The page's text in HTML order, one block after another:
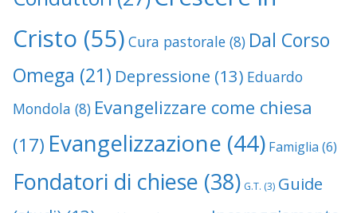
Cristo (55) Cura pastorale (8) Dal Corso
Omega (21) Depressione (13) Eduardo
Mondola (8) Evangelizzare come chiesa
(17) Evangelizzazione (44) Famiglia (6)
Fondatori di chiese (38) G.T. (3) Guide